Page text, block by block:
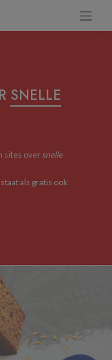
SNELLE
sites over snelle
als gratis ook